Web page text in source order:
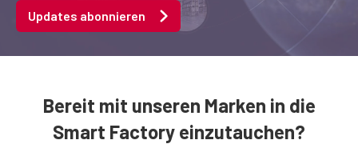
Updates abonnieren
Bereit mit unseren Marken in die
Smart Factory einzutauchen?